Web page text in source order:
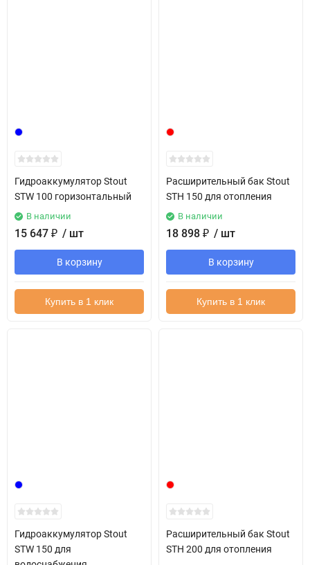
Гидроаккумулятор Stout
STW 100 горизонтальный
В наличии
15 647 ₽ / шт
В корзину
Купить в 1 клик
Расширительный бак Stout
STH 150 для отопления
В наличии
18 898 ₽ / шт
В корзину
Купить в 1 клик
Гидроаккумулятор Stout
STW 150 для
Расширительный бак Stout
STH 200 для отопления